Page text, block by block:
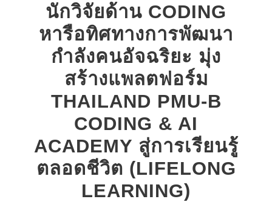
นักวิจัยด้าน CODING
หารือทิศทางการพัฒนา
กำลังคนอัจฉริยะ มุ่ง
สร้างแพลตฟอร์ม
THAILAND PMU-B
CODING & AI
ACADEMY สู่การเรียนรู้
ตลอดชีวิต (LIFELONG
LEARNING)